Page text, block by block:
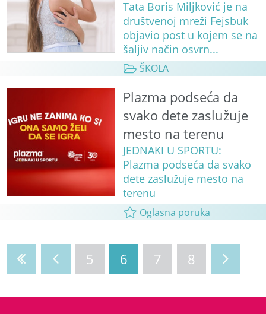
Tata Boris Miljković je na
društvenoj mreži Fejsbuk
objavio post u kojem se na
šaljiv način osvrn...
ŠKOLA
Plazma podseća da
svako dete zaslužuje
mesto na terenu
JEDNAKI U SPORTU:
Plazma podseća da svako
dete zaslužuje mesto na
terenu
Oglasna poruka
5 6 7 8